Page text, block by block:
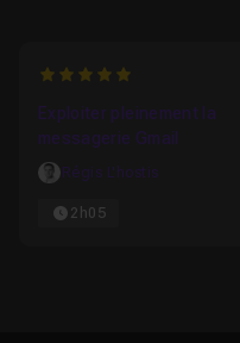
5
Exploiter pleinement la
messagerie Gmail
Régis L'hostis
2h05